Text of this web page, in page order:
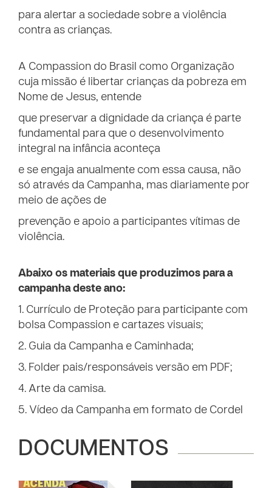
para alertar a sociedade sobre a violência
contra as crianças.
A Compassion do Brasil como Organização
cuja missão é libertar crianças da pobreza em
Nome de Jesus, entende
que preservar a dignidade da criança é parte
fundamental para que o desenvolvimento
integral na infância aconteça
e se engaja anualmente com essa causa, não
só através da Campanha, mas diariamente por
meio de ações de
prevenção e apoio a participantes vítimas de
violência.
Abaixo os materiais que produzimos para a
campanha deste ano:
1. Currículo de Proteção para participante com
bolsa Compassion e cartazes visuais;
2. Guia da Campanha e Caminhada;
3. Folder pais/responsáveis versão em PDF;
4. Arte da camisa.
5. Vídeo da Campanha em formato de Cordel
DOCUMENTOS